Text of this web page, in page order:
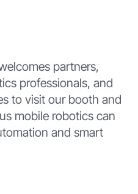
partners,
professionals, and
to visit our booth and
mobile robotics can
and smart